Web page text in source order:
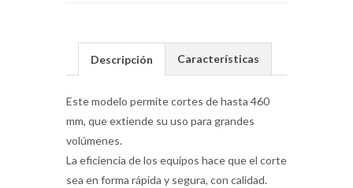
Descripción Características
Este modelo permite cortes de hasta 460
mm, que extiende su uso para grandes
volúmenes.
La eficiencia de los equipos hace que el corte
sea en forma rápida y segura, con calidad.